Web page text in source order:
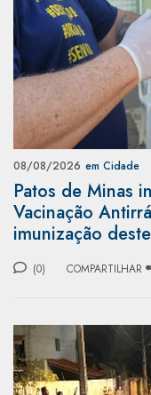
08/08/2026 em Cidade
Patos de Minas
Vacinação
imunização
(0) COMPARTILHAR